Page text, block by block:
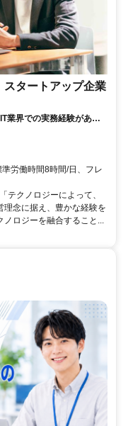
スタートアップ企業
業界での実務経験がある
労働時間8時間/日、フレ
テクノロジーによって、
理念に据え、豊かな経験を
ノロジーを融合すること...